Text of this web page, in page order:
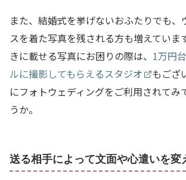
また、結婚式を挙げないおふたりでも、
スを着た写真を残される方も増えていま
きに載せる写真にお困りの際は、 1万円
ルに撮影してもらえるスタジオ
もござ
にフォトウェディングをご利用されてみ
うか。
送る相手によって文面や心遣いを変